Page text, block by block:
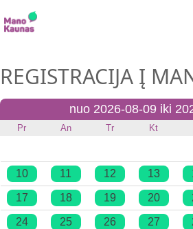
REGISTRACIJA Į
nuo 2026-08-09 iki
Pr An Tr Kt
10 11 12 13
17 18 19 20
24 25 26 27